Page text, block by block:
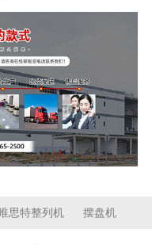
思特整列机 摆盘机